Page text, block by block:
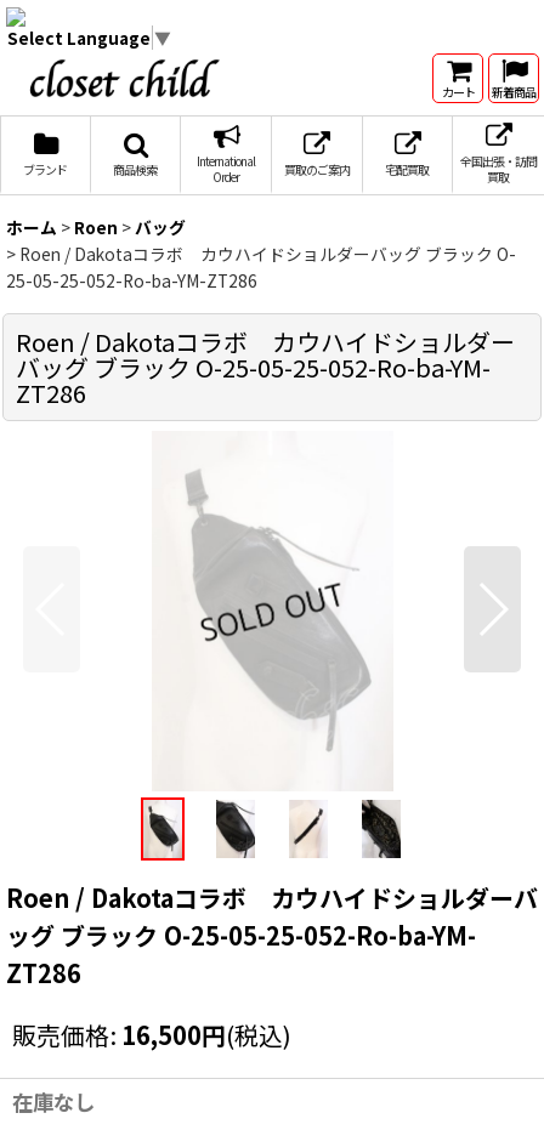
Select Language ▼
カート 新着商品
ブランド 商品検索
International
Order
買取のご案内 宅配買取
全国出張・訪問
買取
ホーム > Roen >バッグ
> Roen / Dakotaコラボ カウハイドショルダーバッグ ブラック O-
25-05-25-052-Ro-ba-YM-ZT286
Roen / Dakotaコラボ カウハイドショルダー
バッグ ブラック O-25-05-25-052-Ro-ba-YM-
ZT286
Roen / Dakotaコラボ カウハイドショルダーバ
ッグ ブラック O-25-05-25-052-Ro-ba-YM-
ZT286
販売価格: 16,500円(税込)
在庫なし